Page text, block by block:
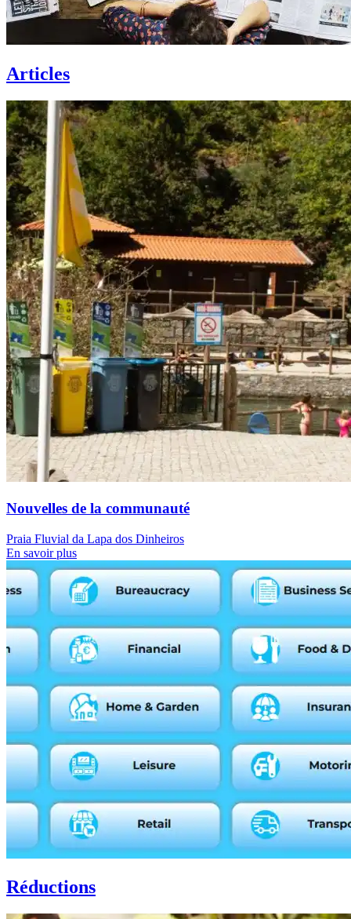
Articles
Nouvelles de la communauté
Praia Fluvial da Lapa dos Dinheiros
En savoir plus
Réductions